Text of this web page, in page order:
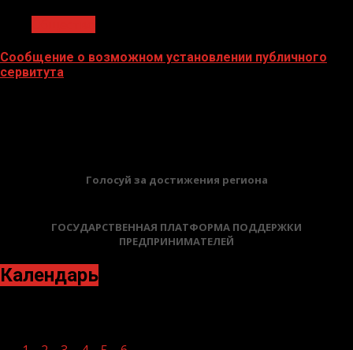
Сообщение о возможном установлении публичного
сервитута
Голосуй за достижения региона
ГОСУДАРСТВЕННАЯ ПЛАТФОРМА ПОДДЕРЖКИ
ПРЕДПРИНИМАТЕЛЕЙ
Календарь